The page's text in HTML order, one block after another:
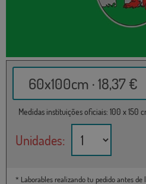
60x100cm · 18,37 €
Medidas instituições oficiais: 100 x 150
Unidades:
* Laborables realizando tu pedido antes